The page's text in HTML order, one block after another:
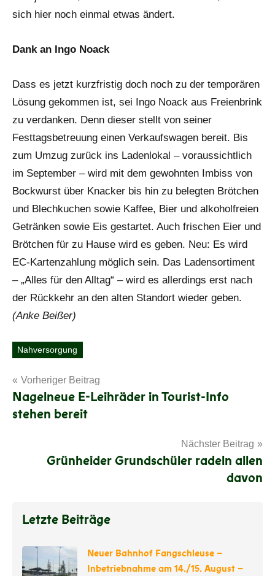
sich hier noch einmal etwas ändert.
Dank an Ingo Noack
Dass es jetzt kurzfristig doch noch zu der temporären
Lösung gekommen ist, sei Ingo Noack aus Freienbrink
zu verdanken. Denn dieser stellt von seiner
Festtagsbetreuung einen Verkaufswagen bereit. Bis
zum Umzug zurück ins Ladenlokal – voraussichtlich
im September – wird mit dem gewohnten Imbiss von
Bockwurst über Knacker bis hin zu belegten Brötchen
und Blechkuchen sowie Kaffee, Bier und alkoholfreien
Getränken sowie Eis gestartet. Auch frischen Eier und
Brötchen für zu Hause wird es geben. Neu: Es wird
EC-Kartenzahlung möglich sein. Das Ladensortiment
– „Alles für den Alltag“ – wird es allerdings erst nach
der Rückkehr an den alten Standort wieder geben.
(Anke Beißer)
Schlagwörter
Nahversorgung
Beitragsnavigation
Vorheriger Beitrag
Nagelneue E-Leihräder in Tourist-Info
stehen bereit
Nächster Beitrag
Grünheider Grundschüler radeln allen
davon
Letzte Beiträge
Neuer Bahnhof Fangschleuse –
Inbetriebnahme am 14./15. August –